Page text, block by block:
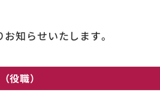
知らせいたします。
役職）